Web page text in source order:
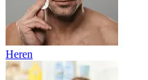
Heren